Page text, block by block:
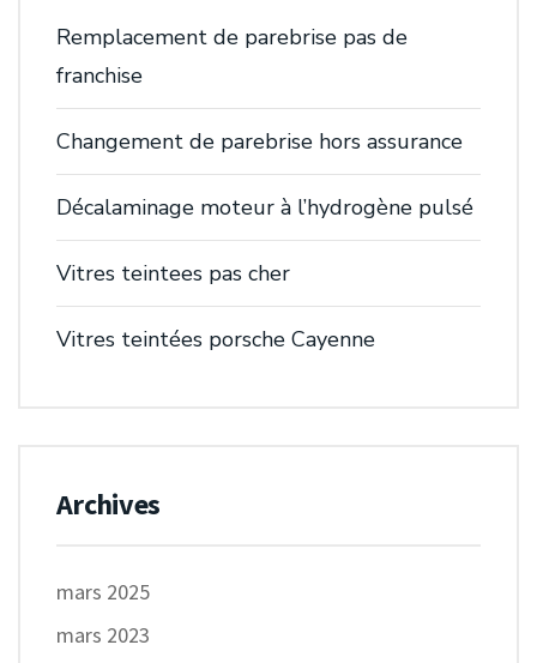
Remplacement de parebrise pas de
franchise
Changement de parebrise hors assurance
Décalaminage moteur à l’hydrogène pulsé
Vitres teintees pas cher
Vitres teintées porsche Cayenne
Archives
mars 2025
mars 2023